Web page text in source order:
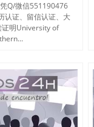
Q/微信551190476
认证、留信认证、大
证明University of